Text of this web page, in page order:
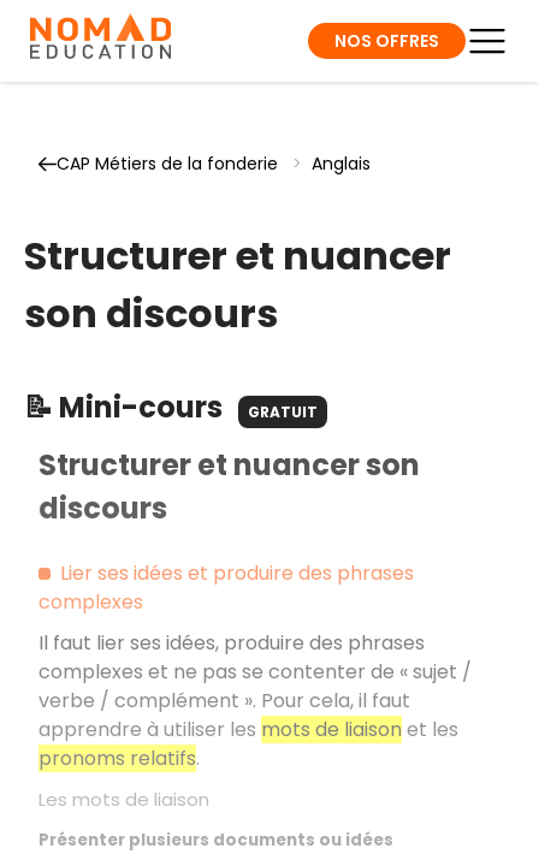
NOS OFFRES
CAP Métiers de la fonderie > Anglais
Structurer et nuancer
son discours
📝 Mini-cours GRATUIT
Structurer et nuancer son
discours
Lier ses idées et produire des phrases
complexes
Il faut lier ses idées, produire des phrases
complexes et ne pas se contenter de « sujet /
verbe / complément ». Pour cela, il faut
apprendre à utiliser les mots de liaison et les
pronoms relatifs.
Les mots de liaison
Présenter plusieurs documents ou idées